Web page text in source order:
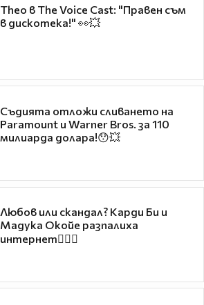
Theo в The Voice Cast: "Правен съм
в дискотека!" 👀💥
Съдията отложи сливането на
Paramount и Warner Bros. за 110
милиарда долара!😯💥
Любов или скандал? Карди Би и
Мадука Окойе разпалиха
интернет❤️‍🔥🔥